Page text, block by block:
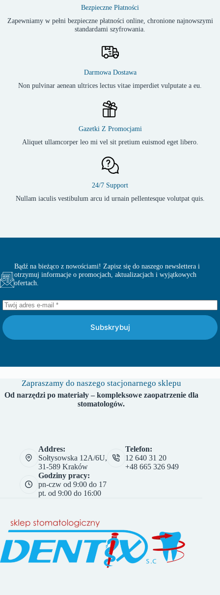
Bezpieczne Płatności
Zapewniamy w pełni bezpieczne płatności online, chronione najnowszymi
standardami szyfrowania.
Darmowa Dostawa
Non pulvinar aenean ultrices lectus vitae imperdiet vulputate a eu.
Gazetki Z Promocjami
Aliquet ullamcorper leo mi vel sit pretium euismod eget libero.
24/7 Support
Nullam iaculis vestibulum arcu id urnain pellentesque volutpat quis.
Bądź na bieżąco z nowościami! Zapisz się do naszego newslettera i
otrzymuj informacje o promocjach, aktualizacjach i wyjątkowych
ofertach.
Subskrybuj
Zapraszamy do naszego stacjonarnego sklepu
Od narzędzi po materiały – kompleksowe zaopatrzenie dla
stomatologów.
Addres:
Sołtysowska 12A/6U,
31-589 Kraków
Telefon:
12 640 31 20
+48 665 326 949
Godziny pracy:
pn-czw od 9:00 do 17
pt. od 9:00 do 16:00